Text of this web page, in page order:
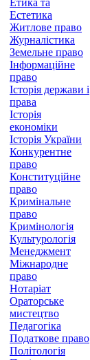
Етика та
Естетика
Житлове право
Журналістика
Земельне право
Інформаційне
право
Історія держави і
права
Історія
економіки
Історія України
Конкурентне
право
Конституційне
право
Кримінальне
право
Кримінологія
Культурологія
Менеджмент
Міжнародне
право
Нотаріат
Ораторське
мистецтво
Педагогіка
Податкове право
Політологія